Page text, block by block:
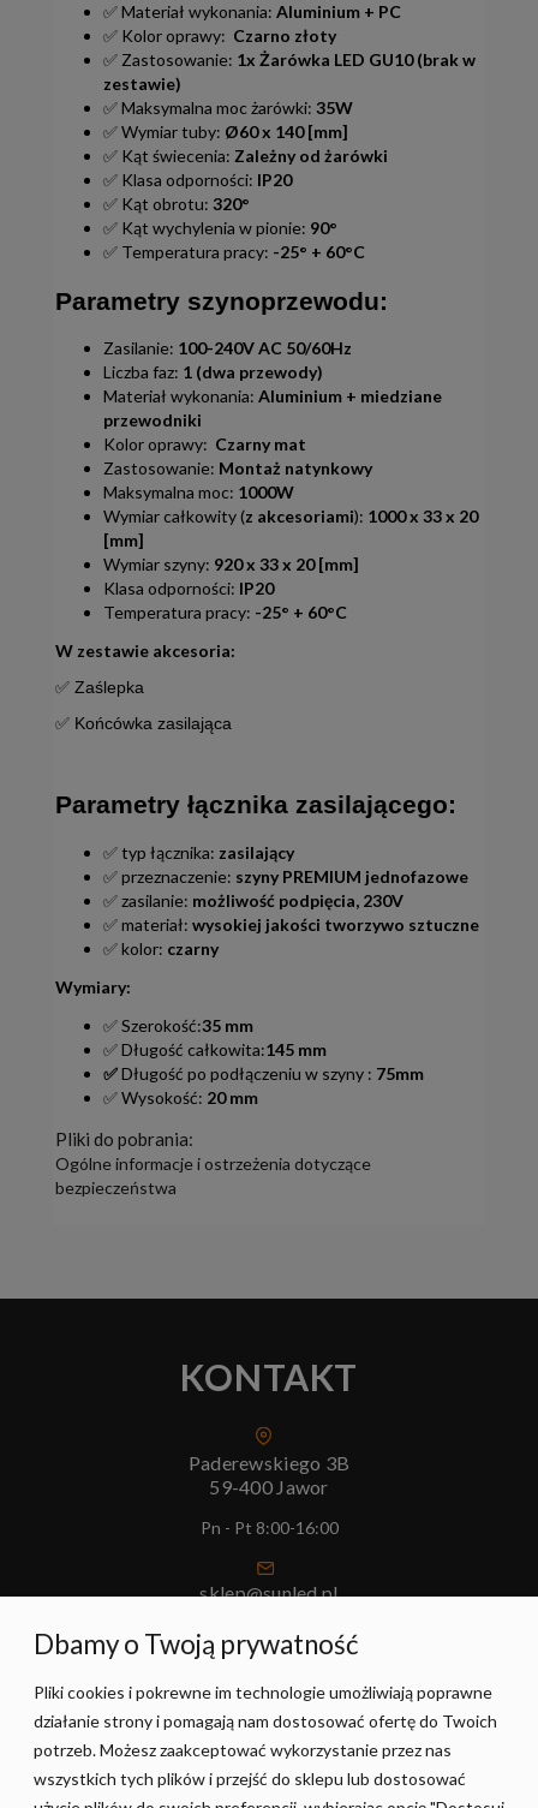
✅ Materiał wykonania: Aluminium + PC
✅ Kolor oprawy: Czarno złoty
✅ Zastosowanie: 1x Żarówka LED GU10 (brak w
zestawie)
✅ Maksymalna moc żarówki: 35W
✅ Wymiar tuby: Ø60 x 140 [mm]
✅ Kąt świecenia: Zależny od żarówki
✅ Klasa odporności: IP20
✅ Kąt obrotu: 320°
✅ Kąt wychylenia w pionie: 90°
✅ Temperatura pracy: -25° + 60°C
Parametry szynoprzewodu:
Zasilanie: 100-240V AC 50/60Hz
Liczba faz: 1 (dwa przewody)
Materiał wykonania: Aluminium + miedziane
przewodniki
Kolor oprawy: Czarny mat
Zastosowanie: Montaż natynkowy
Maksymalna moc: 1000W
Wymiar całkowity (z akcesoriami): 1000 x 33 x 20
[mm]
Wymiar szyny: 920 x 33 x 20 [mm]
Klasa odporności: IP20
Temperatura pracy: -25° + 60°C
W zestawie akcesoria:
✅ Zaślepka
✅ Końcówka zasilająca
Parametry łącznika zasilającego:
✅ typ łącznika: zasilający
✅ przeznaczenie: szyny PREMIUM jednofazowe
✅ zasilanie: możliwość podpięcia, 230V
✅ materiał: wysokiej jakości tworzywo sztuczne
✅ kolor: czarny
Wymiary:
✅ Szerokość:35 mm
✅ Długość całkowita:145 mm
✅Długość po podłączeniu w szyny : 75mm
✅ Wysokość: 20 mm
Pliki do pobrania:
Ogólne informacje i ostrzeżenia dotyczące
bezpieczeństwa
KONTAKT
Paderewskiego 3B
59-400 Jawor
Pn - Pt 8:00-16:00
sklep@sunled.pl
+48 690 128 561
POMOC
MOJE KONTO
Dbamy o Twoją prywatność
Pliki cookies i pokrewne im technologie umożliwiają poprawne
działanie strony i pomagają nam dostosować ofertę do Twoich
potrzeb. Możesz zaakceptować wykorzystanie przez nas
wszystkich tych plików i przejść do sklepu lub dostosować